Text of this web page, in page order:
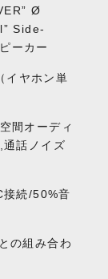
Ø
Side-
ーカー
イヤホン単
間オーディ
話ノイズ
続/50%音
の組み合わ